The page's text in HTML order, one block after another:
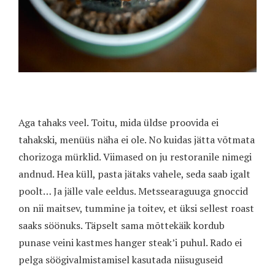
Aga tahaks veel. Toitu, mida üldse proovida ei
tahakski, menüüs näha ei ole. No kuidas jätta võtmata
chorizoga mürklid. Viimased on ju restoranile nimegi
andnud. Hea küll, pasta jätaks vahele, seda saab igalt
poolt… Ja jälle vale eeldus. Metssearaguuga gnoccid
on nii maitsev, tummine ja toitev, et üksi sellest roast
saaks söönuks. Täpselt sama mõttekäik kordub
punase veini kastmes hanger steak’i puhul. Rado ei
pelga söögivalmistamisel kasutada niisuguseid